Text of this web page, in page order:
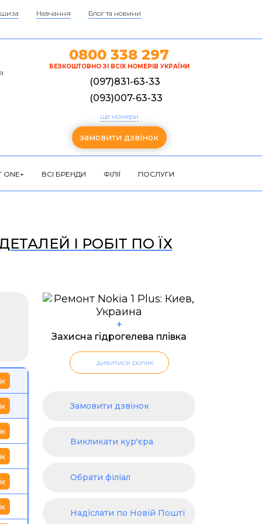
Навчання Блог та новини
0800 338 297
БЕЗКОШТОВНО ЗІ ВСІХ НОМЕРІВ УКРАЇНИ
(097)831-63-33
(093)007-63-33
ще номери
замовити дзвінок
ВСІ БРЕНДИ ФІЛІЇ ПОСЛУГИ
І РОБІТ ПО ЇХ
+
Захисна гідрогелева плівка
дивитися ролик
Замовити дзвінок
Викликати кур'єра
Обрати філіал
Надіслати по Новій Пошті